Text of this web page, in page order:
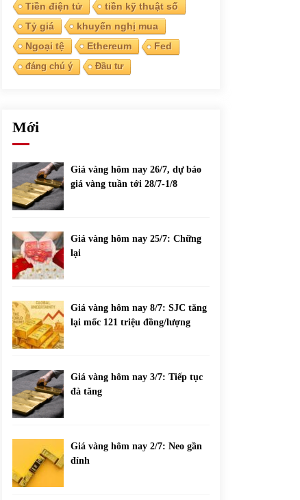
phiếu nổi bật
31/05/2022
Top 10 xe bán chạy nhất tháng 9/2021
13/10/2021
Tiền điện tử
tiền kỹ thuật số
Tỷ giá
khuyến nghị mua
Ngoại tệ
Ethereum
Fed
đáng chú ý
Đầu tư
Mới
Giá vàng hôm nay 26/7, dự báo
giá vàng tuần tới 28/7-1/8
Giá vàng hôm nay 25/7: Chững
lại
Giá vàng hôm nay 8/7: SJC tăng
lại mốc 121 triệu đồng/lượng
Giá vàng hôm nay 3/7: Tiếp tục
đà tăng
Giá vàng hôm nay 2/7: Neo gần
đỉnh